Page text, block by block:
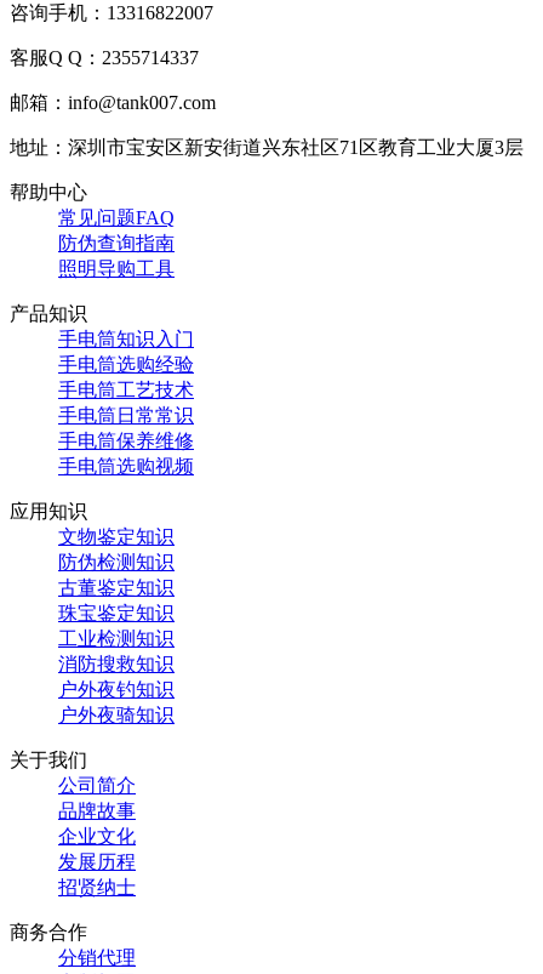
咨询手机：13316822007
客服Q Q：2355714337
邮箱：info@tank007.com
地址：深圳市宝安区新安街道兴东社区71区教育工业大厦3层
帮助中心
常见问题FAQ
防伪查询指南
照明导购工具
产品知识
手电筒知识入门
手电筒选购经验
手电筒工艺技术
手电筒日常常识
手电筒保养维修
手电筒选购视频
应用知识
文物鉴定知识
防伪检测知识
古董鉴定知识
珠宝鉴定知识
工业检测知识
消防搜救知识
户外夜钓知识
户外夜骑知识
关于我们
公司简介
品牌故事
企业文化
发展历程
招贤纳士
商务合作
分销代理